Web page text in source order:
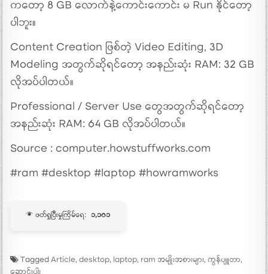
ကတော့ 8 GB လောက်နဲ့ကောင်းကောင်း မ Run နိုင်တော့
ပါဘူး။
Content Creation ဖြစ်တဲ့ Video Editing, 3D
Modeling အတွက်ဆိုရင်တော့ အနည်းဆုံး RAM: 32 GB
လိုအပ်ပါတယ်။
Professional / Server Use တွေအတွက်ဆိုရင်တော့
အနည်းဆုံး RAM: 64 GB လိုအပ်ပါတယ်။
Source : computer.howstuffworks.com
#ram #desktop #laptop #howramworks
ဖတ်ရှုပြီးမှုကြိမ်ရေ: ၁,၁၀၁
TaggedArticle,desktop, laptop, ram အမျိုးအစားများ,ကွန်ပျူတာ,